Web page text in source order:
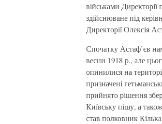
військами Директорії
здійснюване під
Директорії Олексія
Спочатку Астаф’єв
весни 1918 р., але
опинилися на
призначені
прийнято рішення
Київську пішу, а
став полковник